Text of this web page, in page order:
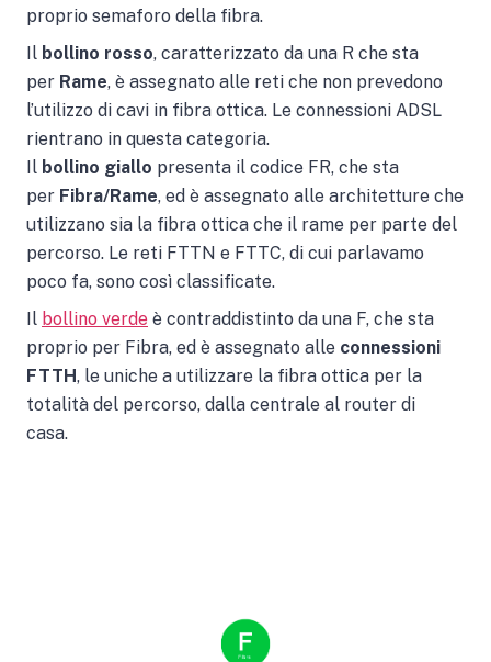
proprio semaforo della fibra.
Il bollino rosso, caratterizzato da una R che sta
per Rame, è assegnato alle reti che non prevedono
l’utilizzo di cavi in fibra ottica. Le connessioni ADSL
rientrano in questa categoria.
Il bollino giallo presenta il codice FR, che sta
per Fibra/Rame, ed è assegnato alle architetture che
utilizzano sia la fibra ottica che il rame per parte del
percorso. Le reti FTTN e FTTC, di cui parlavamo
poco fa, sono così classificate.
Il bollino verde è contraddistinto da una F, che sta
proprio per Fibra, ed è assegnato alle connessioni
FTTH, le uniche a utilizzare la fibra ottica per la
totalità del percorso, dalla centrale al router di
casa.